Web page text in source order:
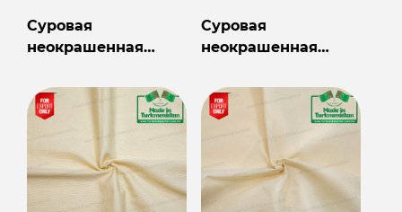
Суровая
неокрашенная
Суровая
неокрашенная